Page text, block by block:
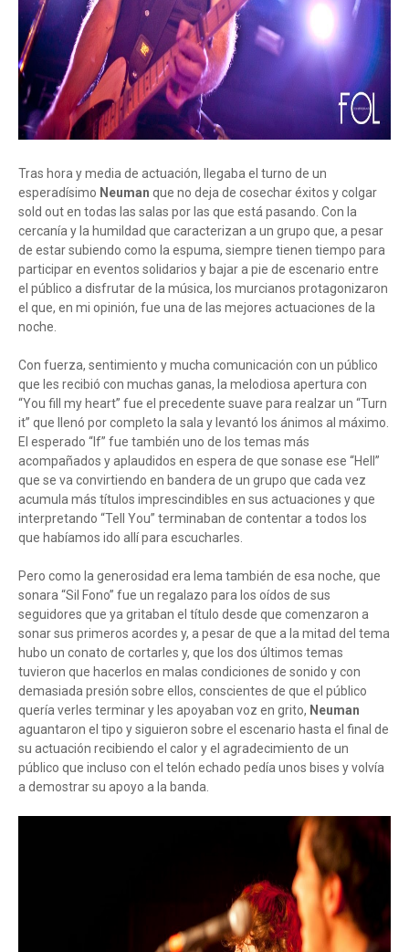
Tras hora y media de actuación, llegaba el turno de un
esperadísimo Neuman que no deja de cosechar éxitos y colgar
sold out en todas las salas por las que está pasando. Con la
cercanía y la humildad que caracterizan a un grupo que, a pesar
de estar subiendo como la espuma, siempre tienen tiempo para
participar en eventos solidarios y bajar a pie de escenario entre
el público a disfrutar de la música, los murcianos protagonizaron
el que, en mi opinión, fue una de las mejores actuaciones de la
noche.
Con fuerza, sentimiento y mucha comunicación con un público
que les recibió con muchas ganas, la melodiosa apertura con
“You fill my heart” fue el precedente suave para realzar un “Turn
it” que llenó por completo la sala y levantó los ánimos al máximo.
El esperado “If” fue también uno de los temas más
acompañados y aplaudidos en espera de que sonase ese “Hell”
que se va convirtiendo en bandera de un grupo que cada vez
acumula más títulos imprescindibles en sus actuaciones y que
interpretando “Tell You” terminaban de contentar a todos los
que habíamos ido allí para escucharles.
Pero como la generosidad era lema también de esa noche, que
sonara “Sil Fono” fue un regalazo para los oídos de sus
seguidores que ya gritaban el título desde que comenzaron a
sonar sus primeros acordes y, a pesar de que a la mitad del tema
hubo un conato de cortarles y, que los dos últimos temas
tuvieron que hacerlos en malas condiciones de sonido y con
demasiada presión sobre ellos, conscientes de que el público
quería verles terminar y les apoyaban voz en grito, Neuman
aguantaron el tipo y siguieron sobre el escenario hasta el final de
su actuación recibiendo el calor y el agradecimiento de un
público que incluso con el telón echado pedía unos bises y volvía
a demostrar su apoyo a la banda.